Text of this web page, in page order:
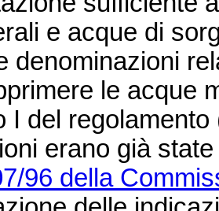
e acque di
denominazioni
le acque
I del
erano già
96 della